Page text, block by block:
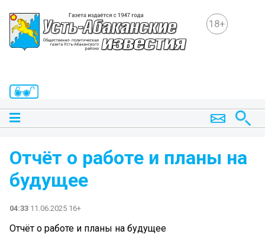
18+
Отчёт о работе и планы на
будущее
04:33 11.06.2025 16+
Отчёт о работе и планы на будущее